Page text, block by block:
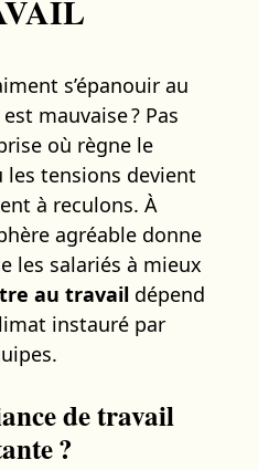
s’épanouir au
est mauvaise ? Pas
où règne le
tensions devient
à reculons. À
agréable donne
les salariés à mieux
au travail dépend
instauré par
de travail
?